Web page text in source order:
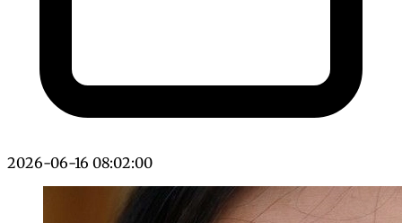
2026-06-16 08:02:00